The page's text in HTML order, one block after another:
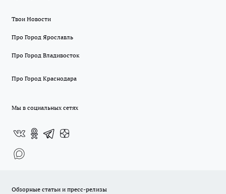
Твои Новости
Про Город Ярославль
Про Город Владивосток
Про Город Краснодара
Мы в социальных сетях
Обзорные статьи и пресс-релизы